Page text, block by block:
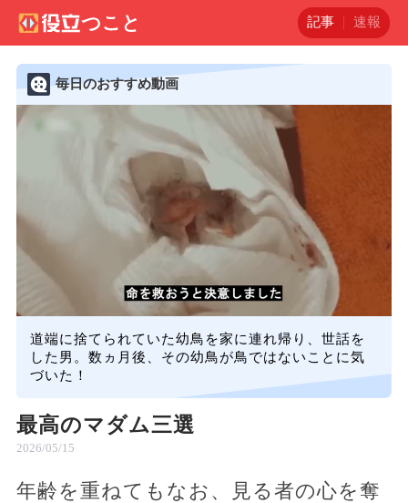
記事 速報
毎日のおすすめ動画
道端に捨てられていた幼鳥を家に連れ帰り、世話を
した男。数ヵ月後、その幼鳥が鳥ではないことに気
づいた！
最高のマダム三選
2026/05/15
年齢を重ねてもなお、見る者の心を奪